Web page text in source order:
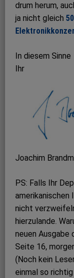
drum herum,
ja nicht gleich
In diesem Sinne
Ihr
Joachim
PS: Falls Ihr
nicht
hierzulande.
neuen
Seite 16,
(Noch kein
einmal so